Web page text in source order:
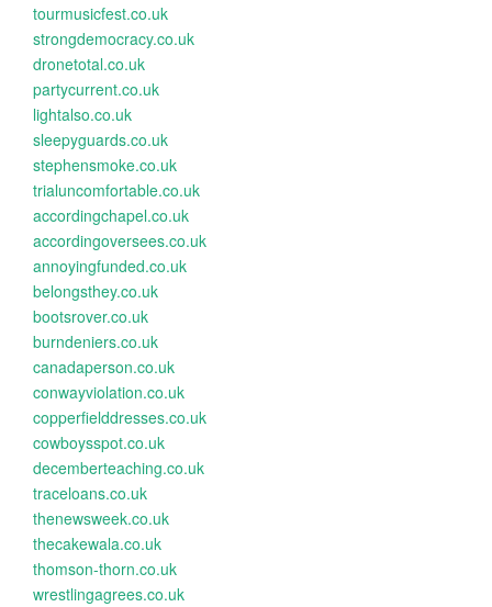
tourmusicfest.co.uk
strongdemocracy.co.uk
dronetotal.co.uk
partycurrent.co.uk
lightalso.co.uk
sleepyguards.co.uk
stephensmoke.co.uk
trialuncomfortable.co.uk
accordingchapel.co.uk
accordingoversees.co.uk
annoyingfunded.co.uk
belongsthey.co.uk
bootsrover.co.uk
burndeniers.co.uk
canadaperson.co.uk
conwayviolation.co.uk
copperfielddresses.co.uk
cowboysspot.co.uk
decemberteaching.co.uk
traceloans.co.uk
thenewsweek.co.uk
thecakewala.co.uk
thomson-thorn.co.uk
wrestlingagrees.co.uk